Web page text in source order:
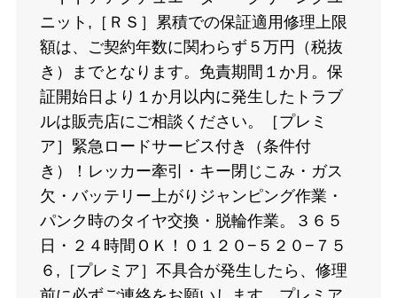
ニット,［ＲＳ］累積での保証適用修理上限
額は、ご契約年数に関わらず５万円（税抜
き）までとなります。免責期間１か月。保
証開始日より１か月以内に発生したトラブ
ルは販売店にご相談ください。［プレミ
ア］緊急ロードサービス付き（条件付
き）！レッカー牽引・キー閉じこみ・ガス
欠・バッテリー上がりジャンピング作業・
パンク時のタイヤ交換・脱輪作業。３６５
日・２４時間ＯＫ！０１２０−５２０−７５
６,［プレミア］不具合が発生したら、修理